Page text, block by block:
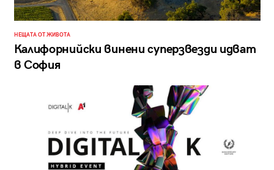
НЕЩАТА ОТ ЖИВОТА
Калифорнийски винени суперзвезди идват
в София